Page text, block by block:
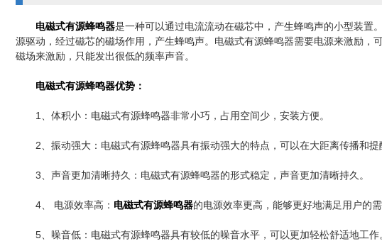
电磁式有源蜂鸣器是一种可以通过电流流动在磁芯中，产生蜂鸣声的小型装置
源驱动，经过磁芯的磁场作用，产生蜂鸣声。电磁式有源蜂鸣器需要电源来激励，
磁场来激励，只能发出很低的频率声音。
电磁式有源蜂鸣器优势：
1、体积小：电磁式有源蜂鸣器非常小巧，占用空间少，安装方便。
2、振动强大：电磁式有源蜂鸣器具有振动强大的特点，可以在大距离传播和
3、声音更加清晰持久：电磁式有源蜂鸣器的形式稳定，声音更加清晰持久。
4、 电源效率高： 电磁式有源蜂鸣器的电源效率更高，能够更好地满足用户的
5、噪音低：电磁式有源蜂鸣器具有较低的噪音水平，可以更加轻松舒适地工作